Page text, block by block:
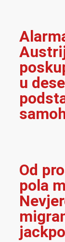
u
Od
pola